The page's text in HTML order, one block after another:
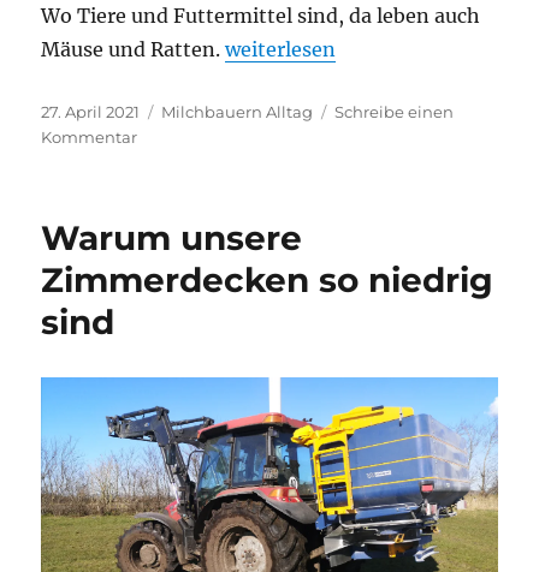
Wo Tiere und Futtermittel sind, da leben auch
Mäuse und Ratten.„Meistens braucht es ein
weiterlesen
Veröffentlicht
am
27. April 2021 Kategorien
Milchbauern Alltag
Schreibe einen
Kommentarzu
ein
Team
Warum unsere
Zimmerdecken so niedrig
sind